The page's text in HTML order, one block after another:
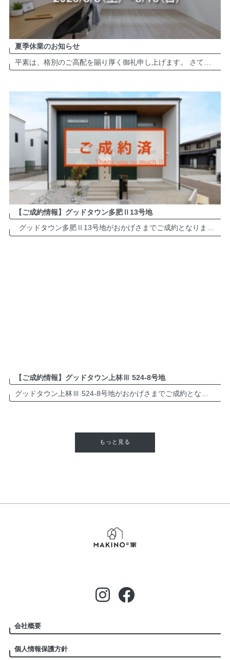
夏季休業のお知らせ
平素は、格別のご高配を賜り厚く御礼申し上げます。 さて、弊社は誠に勝手ながら夏季休業日を以下の通りとさせて頂きます。 夏季休業：2026年8月8日（土）～8月16日（日） ※2026年8月17日（月）より、平常通り営業致 […]
【ご成約情報】グッドタウン多肥Ⅱ13号地
グッドタウン多肥Ⅱ13号地がおかげさまでご成約となりました。誠にありがとうございます。 多肥町近郊でお住まいをお考えの方は、ぜひお気軽にお問い合わせください。 グッドタウン多肥Ⅱ 分譲地・詳細は ＞＞＞＞＞ […]
【ご成約情報】グッドタウン上林Ⅲ 524-8号地
もっと見る
会社概要
個人情報保護方針